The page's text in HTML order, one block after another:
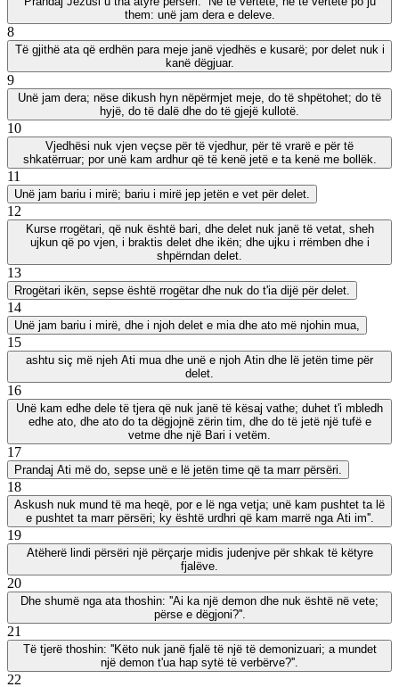
them: unë jam dera e deleve.
8
Të gjithë ata që erdhën para meje janë vjedhës e kusarë; por delet nuk i
kanë dëgjuar.
9
Unë jam dera; nëse dikush hyn nëpërmjet meje, do të shpëtohet; do të
hyjë, do të dalë dhe do të gjejë kullotë.
10
Vjedhësi nuk vjen veçse për të vjedhur, për të vrarë e për të
shkatërruar; por unë kam ardhur që të kenë jetë e ta kenë me bollëk.
11
Unë jam bariu i mirë; bariu i mirë jep jetën e vet për delet.
12
Kurse rrogëtari, që nuk është bari, dhe delet nuk janë të vetat, sheh
ujkun që po vjen, i braktis delet dhe ikën; dhe ujku i rrëmben dhe i
shpërndan delet.
13
Rrogëtari ikën, sepse është rrogëtar dhe nuk do t'ia dijë për delet.
14
Unë jam bariu i mirë, dhe i njoh delet e mia dhe ato më njohin mua,
15
ashtu siç më njeh Ati mua dhe unë e njoh Atin dhe lë jetën time për
delet.
16
Unë kam edhe dele të tjera që nuk janë të kësaj vathe; duhet t'i mbledh
edhe ato, dhe ato do ta dëgjojnë zërin tim, dhe do të jetë një tufë e
vetme dhe një Bari i vetëm.
17
Prandaj Ati më do, sepse unë e lë jetën time që ta marr përsëri.
18
Askush nuk mund të ma heqë, por e lë nga vetja; unë kam pushtet ta lë
e pushtet ta marr përsëri; ky është urdhri që kam marrë nga Ati im''.
19
Atëherë lindi përsëri një përçarje midis judenjve për shkak të këtyre
fjalëve.
20
Dhe shumë nga ata thoshin: ''Ai ka një demon dhe nuk është në vete;
përse e dëgjoni?''.
21
Të tjerë thoshin: ''Këto nuk janë fjalë të një të demonizuari; a mundet
një demon t'ua hap sytë të verbërve?''.
22